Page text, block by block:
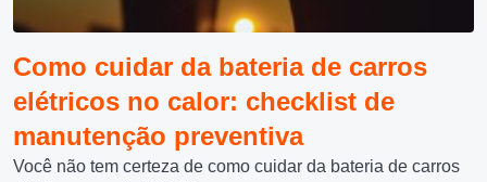
Como cuidar da bateria de carros
elétricos no calor: checklist de
manutenção preventiva
Você não tem certeza de como cuidar da bateria de carros